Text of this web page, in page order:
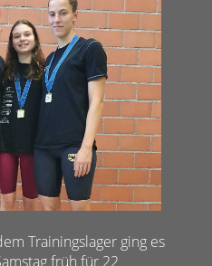
Trainingslager ging es
früh für 22